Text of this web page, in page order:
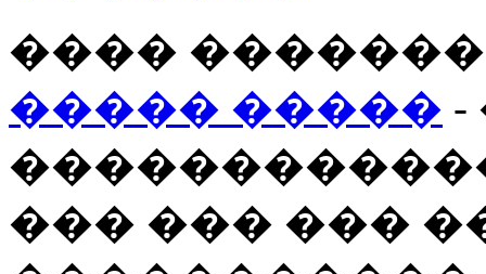
����
����� ����� -
��� ��� ���